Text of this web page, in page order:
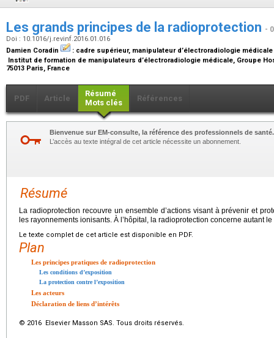
Les grands principes de la radioprotection -
Doi : 10.1016/j.revinf.2016.01.016
Damien Coradin
: cadre supérieur, manipulateur d’électroradiologie médicale
Institut de formation de manipulateurs d’électroradiologie médicale, Groupe
75013 Paris, France
PDF Article
Résumé
Mots clés
Références
Bienvenue sur EM-consulte, la référence des professionnels de santé.
L’accès au texte intégral de cet article nécessite un abonnement.
Résumé
La radioprotection recouvre un ensemble d’actions visant à prévenir et
les rayonnements ionisants. À l’hôpital, la radioprotection concerne autant
Le texte complet de cet article est disponible en PDF.
Plan
Les principes pratiques de radioprotection
Les conditions d’exposition
La protection contre l’exposition
Les acteurs
Déclaration de liens d’intérêts
© 2016 Elsevier Masson SAS. Tous droits réservés.